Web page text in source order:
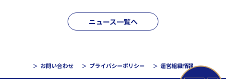
ニュース一覧へ
お問い合わせ プライバシーポリシー 運営組織情報